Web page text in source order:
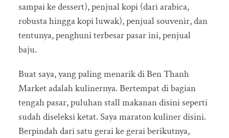
sampai ke dessert), penjual kopi (dari arabica,
robusta hingga kopi luwak), penjual souvenir, dan
tentunya, penghuni terbesar pasar ini, penjual
baju.
Buat saya, yang paling menarik di Ben Thanh
Market adalah kulinernya. Bertempat di bagian
tengah pasar, puluhan stall makanan disini seperti
sudah diseleksi ketat. Saya maraton kuliner disini.
Berpindah dari satu gerai ke gerai berikutnya,